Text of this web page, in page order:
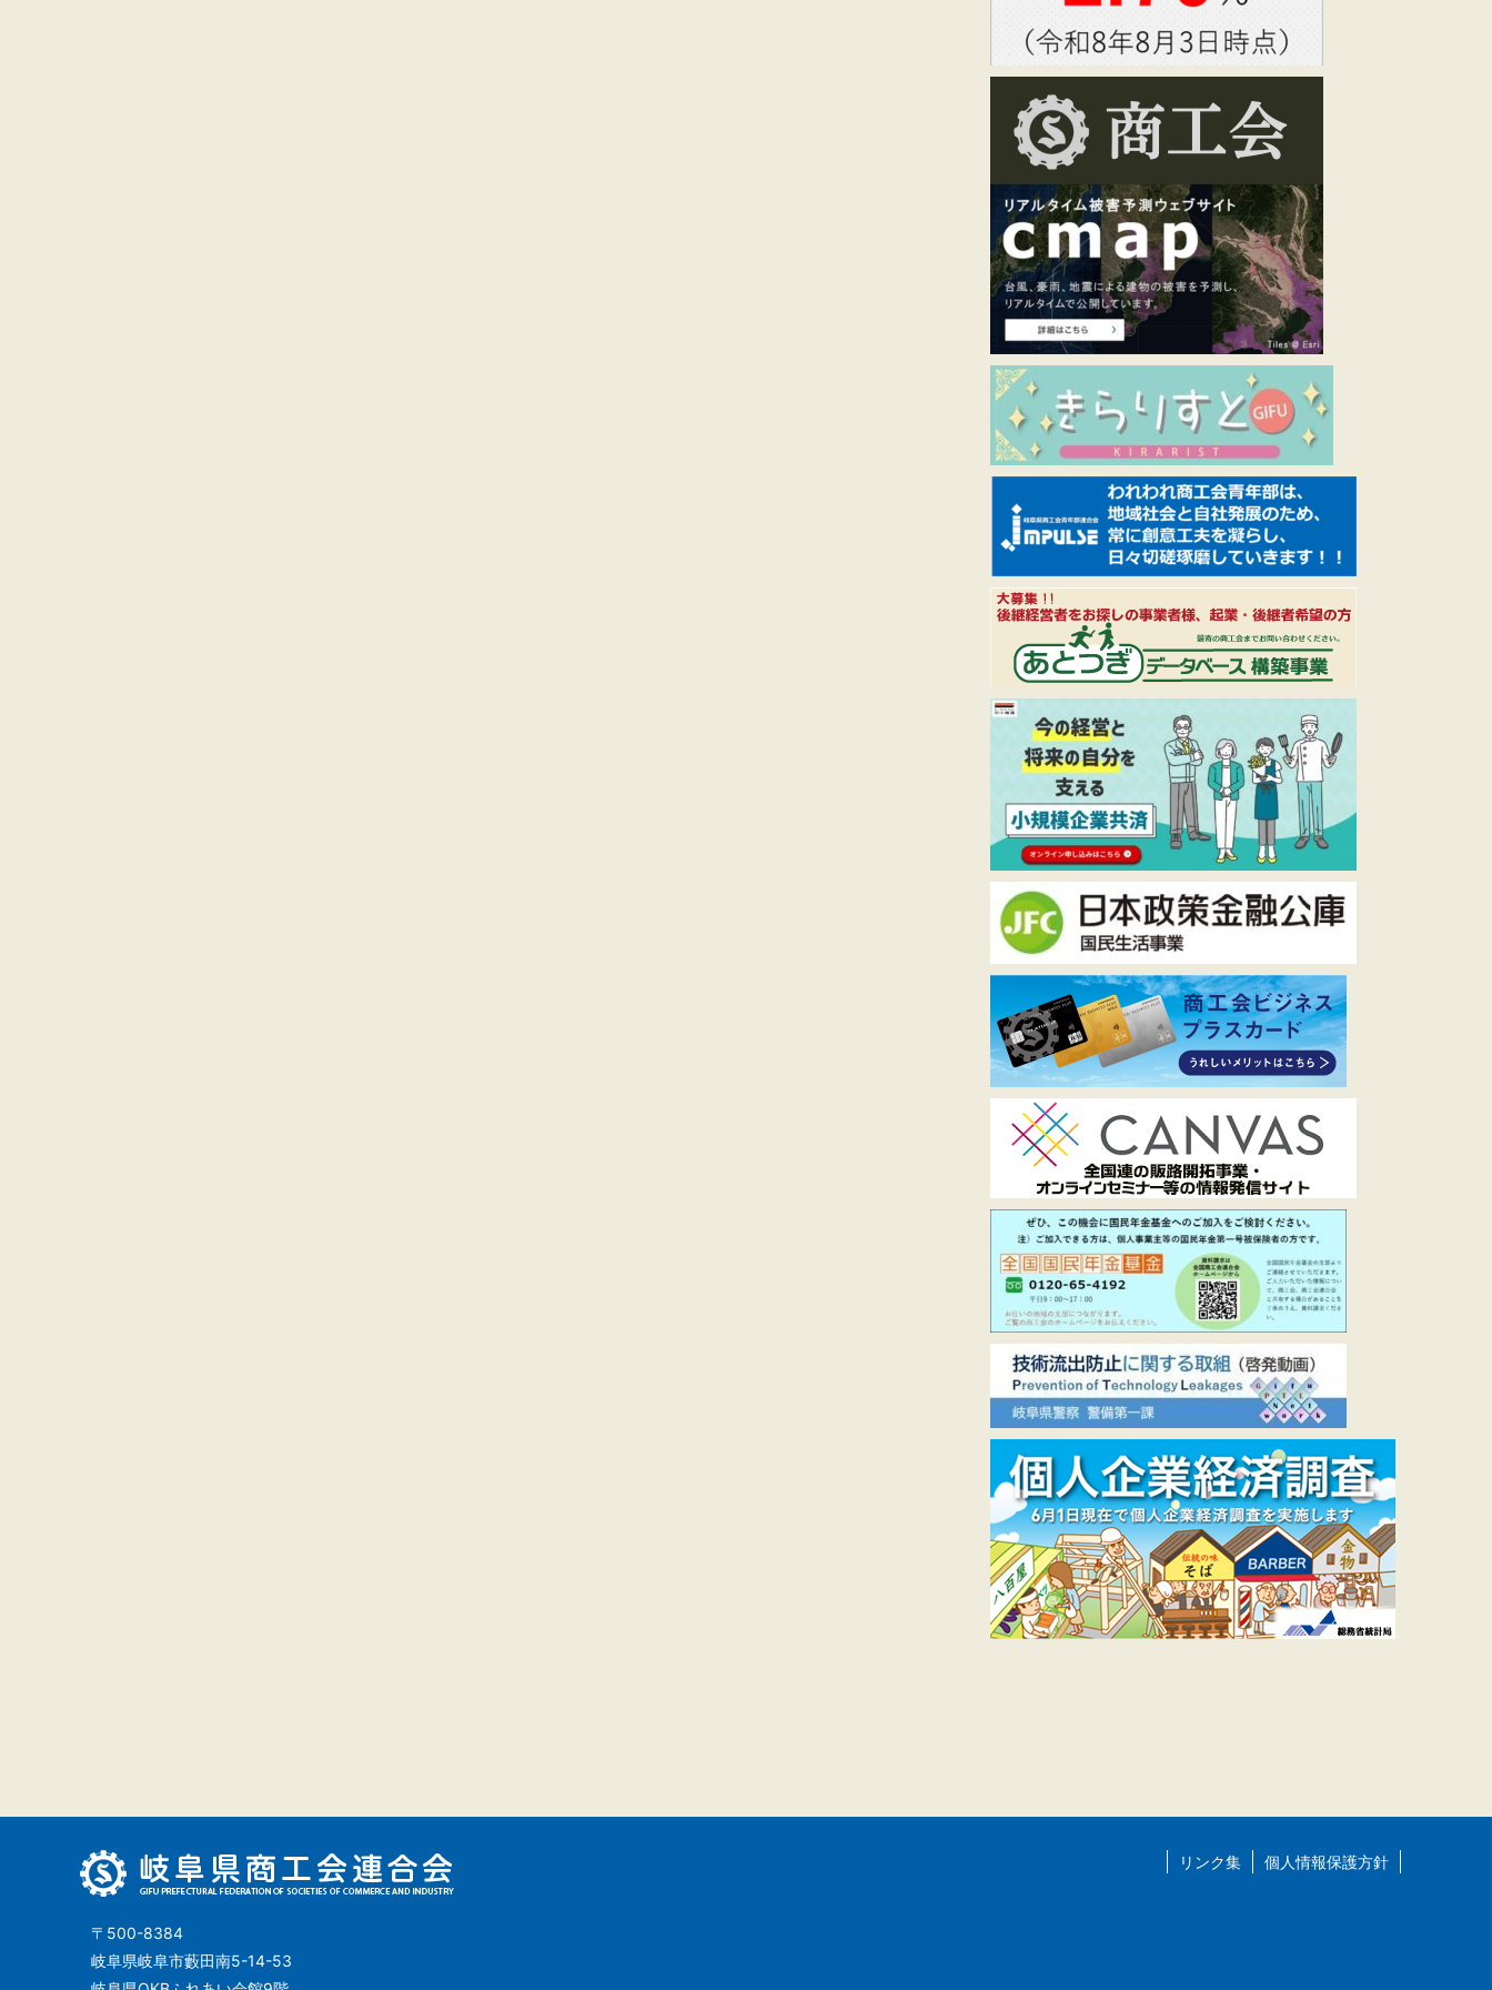
〒500-8384
岐阜県岐阜市藪田南5-14-53
リンク集 個人情報保護方針